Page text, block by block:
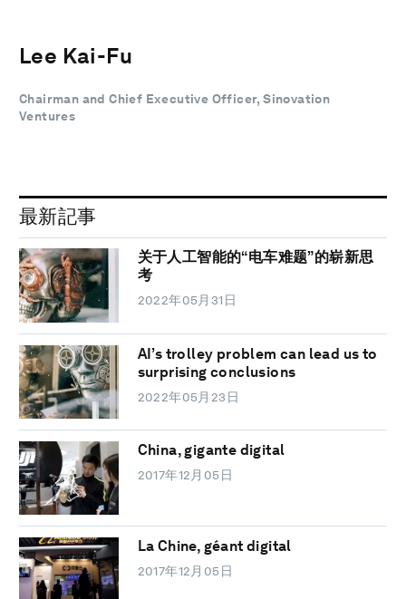
Lee Kai-Fu
Chairman and Chief Executive Officer, Sinovation
Ventures
最新記事
关于人工智能的“电车难题”的崭新思
考
2022年05月31日
AI’s trolley problem can lead us to
surprising conclusions
2022年05月23日
China, gigante digital
2017年12月05日
La Chine, géant digital
2017年12月05日